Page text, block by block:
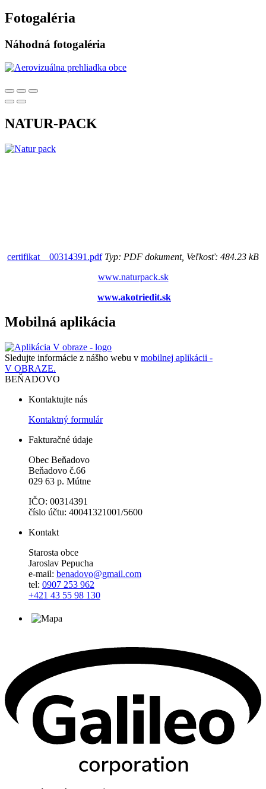
Fotogaléria
Náhodná fotogaléria
NATUR-PACK
certifikat__00314391.pdfTyp: PDF dokument, Veľkosť: 484.23 kB
www.naturpack.sk
www.akotriedit.sk
Mobilná aplikácia
Sledujte informácie z nášho webu v mobilnej aplikácii -
V OBRAZE.
BEŇADOVO
Kontaktujte nás
Kontaktný formulár
Fakturačné údaje
Obec Beňadovo
Beňadovo č.66
029 63 p. Mútne
IČO: 00314391
číslo účtu: 40041321001/5600
Kontakt
Starosta obce
Jaroslav Pepucha
e-mail: benadovo@gmail.com
tel: 0907 253 962
+421 43 55 98 130